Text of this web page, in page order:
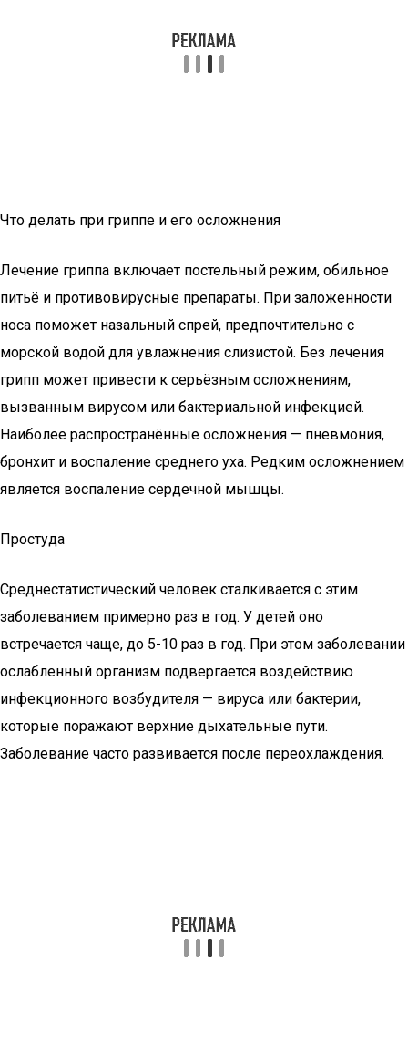
Что делать при гриппе и его осложнения
Лечение гриппа включает постельный режим, обильное
питьё и противовирусные препараты. При заложенности
носа поможет назальный спрей, предпочтительно с
морской водой для увлажнения слизистой. Без лечения
грипп может привести к серьёзным осложнениям,
вызванным вирусом или бактериальной инфекцией.
Наиболее распространённые осложнения — пневмония,
бронхит и воспаление среднего уха. Редким осложнением
является воспаление сердечной мышцы.
Простуда
Среднестатистический человек сталкивается с этим
заболеванием примерно раз в год. У детей оно
встречается чаще, до 5-10 раз в год. При этом заболевании
ослабленный организм подвергается воздействию
инфекционного возбудителя — вируса или бактерии,
которые поражают верхние дыхательные пути.
Заболевание часто развивается после переохлаждения.